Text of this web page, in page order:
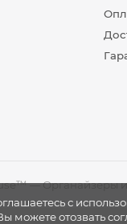
с
Вы можете отозвать
— Органайзеры и